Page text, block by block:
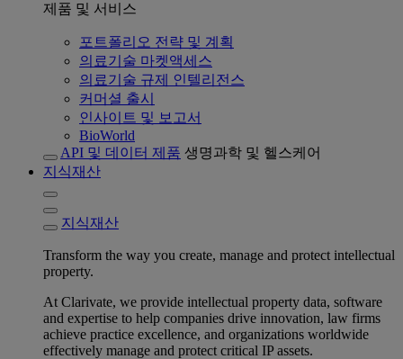
제품 및 서비스
포트폴리오 전략 및 계획
의료기술 마켓액세스
의료기술 규제 인텔리전스
커머셜 출시
인사이트 및 보고서
BioWorld
API 및 데이터 제품 생명과학 및 헬스케어
지식재산
지식재산
Transform the way you create, manage and protect intellectual
property.
At Clarivate, we provide intellectual property data, software
and expertise to help companies drive innovation, law firms
achieve practice excellence, and organizations worldwide
effectively manage and protect critical IP assets.